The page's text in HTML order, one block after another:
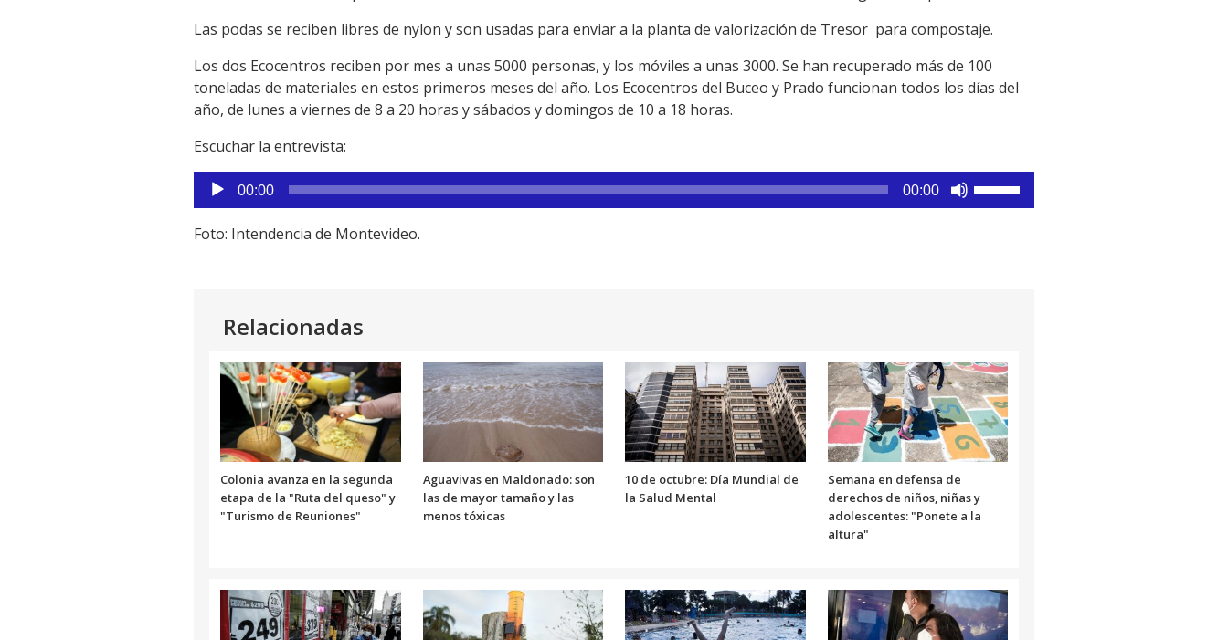
Las podas se reciben libres de nylon y son usadas para enviar a la planta de valorización de Tresor para compostaje.
Los dos Ecocentros reciben por mes a unas 5000 personas, y los móviles a unas 3000. Se han recuperado más de 100
toneladas de materiales en estos primeros meses del año. Los Ecocentros del Buceo y Prado funcionan todos los días del
año, de lunes a viernes de 8 a 20 horas y sábados y domingos de 10 a 18 horas.
Escuchar la entrevista:
Reproductor
de
audio
00:00 00:00
disminuir
el
volumen.
Foto: Intendencia de Montevideo.
Relacionadas
Colonia avanza en la segunda
etapa de la "Ruta del queso" y
"Turismo de Reuniones"
Aguavivas en Maldonado: son
las de mayor tamaño y las
menos tóxicas
10 de octubre: Día Mundial de
la Salud Mental
Semana en defensa de
derechos de niños, niñas y
adolescentes: "Ponete a la
altura"